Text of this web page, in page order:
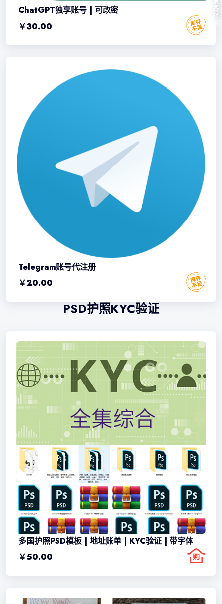
ChatGPT独享账号 | 可改密
￥30.00
Telegram账号代注册
￥20.00
PSD护照KYC验证
多国护照PSD模板 | 地址账单 | KYC验证 | 带字体
￥50.00